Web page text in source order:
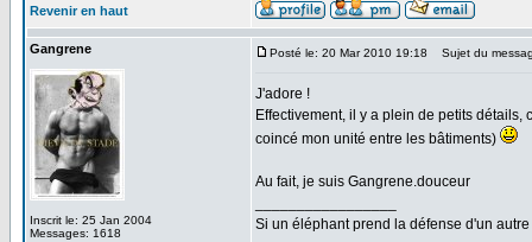
Revenir en haut
Gangrene
Inscrit le: 25 Jan 2004
Messages: 1618
Posté le: 20 Mar 2010 19:18 Sujet du
J'adore !
Effectivement, il y a plein de petits
coincé mon unité entre les bâtiments)
Au fait, je suis Gangrene.douceur
Si un éléphant prend la défense d'un